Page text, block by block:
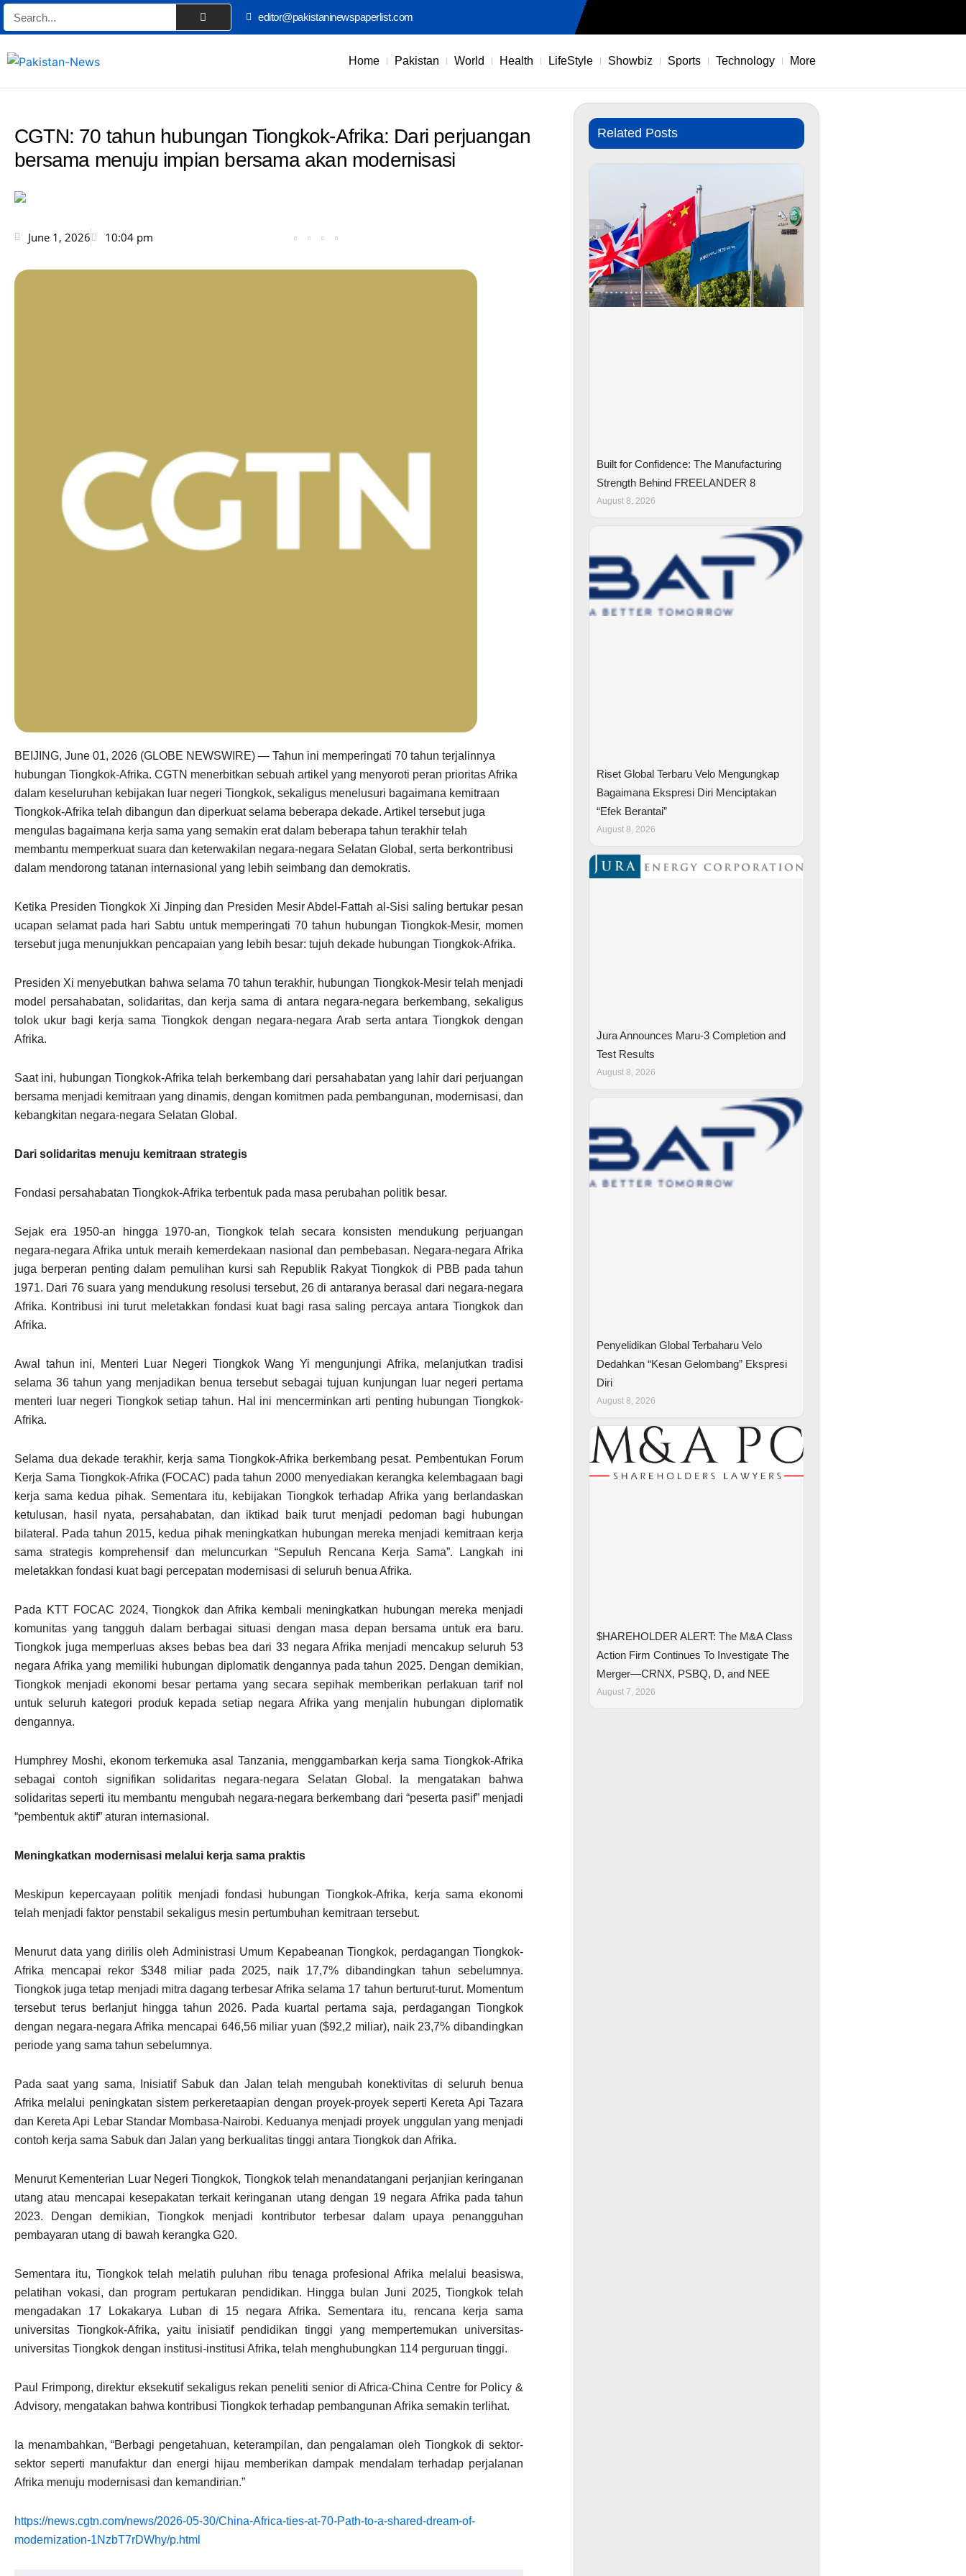
Skip
to
Search editor@pakistaninewspaperlist.com
Home Pakistan World Health LifeStyle Showbiz Sports Technology More
CGTN: 70 tahun hubungan Tiongkok-Afrika: Dari perjuangan
bersama menuju impian bersama akan modernisasi
June 1, 2026 10:04 pm
BEIJING, June 01, 2026 (GLOBE NEWSWIRE) — Tahun ini memperingati 70 tahun terjalinnya
hubungan Tiongkok-Afrika. CGTN menerbitkan sebuah artikel yang menyoroti peran prioritas Afrika
dalam keseluruhan kebijakan luar negeri Tiongkok, sekaligus menelusuri bagaimana kemitraan
Tiongkok-Afrika telah dibangun dan diperkuat selama beberapa dekade. Artikel tersebut juga
mengulas bagaimana kerja sama yang semakin erat dalam beberapa tahun terakhir telah
membantu memperkuat suara dan keterwakilan negara-negara Selatan Global, serta berkontribusi
dalam mendorong tatanan internasional yang lebih seimbang dan demokratis.
Ketika Presiden Tiongkok Xi Jinping dan Presiden Mesir Abdel-Fattah al-Sisi saling bertukar pesan
ucapan selamat pada hari Sabtu untuk memperingati 70 tahun hubungan Tiongkok-Mesir, momen
tersebut juga menunjukkan pencapaian yang lebih besar: tujuh dekade hubungan Tiongkok-Afrika.
Presiden Xi menyebutkan bahwa selama 70 tahun terakhir, hubungan Tiongkok-Mesir telah menjadi
model persahabatan, solidaritas, dan kerja sama di antara negara-negara berkembang, sekaligus
tolok ukur bagi kerja sama Tiongkok dengan negara-negara Arab serta antara Tiongkok dengan
Afrika.
Saat ini, hubungan Tiongkok-Afrika telah berkembang dari persahabatan yang lahir dari perjuangan
bersama menjadi kemitraan yang dinamis, dengan komitmen pada pembangunan, modernisasi, dan
kebangkitan negara-negara Selatan Global.
Dari solidaritas menuju kemitraan strategis
Fondasi persahabatan Tiongkok-Afrika terbentuk pada masa perubahan politik besar.
Sejak era 1950-an hingga 1970-an, Tiongkok telah secara konsisten mendukung perjuangan
negara-negara Afrika untuk meraih kemerdekaan nasional dan pembebasan. Negara-negara Afrika
juga berperan penting dalam pemulihan kursi sah Republik Rakyat Tiongkok di PBB pada tahun
1971. Dari 76 suara yang mendukung resolusi tersebut, 26 di antaranya berasal dari negara-negara
Afrika. Kontribusi ini turut meletakkan fondasi kuat bagi rasa saling percaya antara Tiongkok dan
Afrika.
Awal tahun ini, Menteri Luar Negeri Tiongkok Wang Yi mengunjungi Afrika, melanjutkan tradisi
selama 36 tahun yang menjadikan benua tersebut sebagai tujuan kunjungan luar negeri pertama
menteri luar negeri Tiongkok setiap tahun. Hal ini mencerminkan arti penting hubungan Tiongkok-
Afrika.
Selama dua dekade terakhir, kerja sama Tiongkok-Afrika berkembang pesat. Pembentukan Forum
Kerja Sama Tiongkok-Afrika (FOCAC) pada tahun 2000 menyediakan kerangka kelembagaan bagi
kerja sama kedua pihak. Sementara itu, kebijakan Tiongkok terhadap Afrika yang berlandaskan
ketulusan, hasil nyata, persahabatan, dan iktikad baik turut menjadi pedoman bagi hubungan
bilateral. Pada tahun 2015, kedua pihak meningkatkan hubungan mereka menjadi kemitraan kerja
sama strategis komprehensif dan meluncurkan “Sepuluh Rencana Kerja Sama”. Langkah ini
meletakkan fondasi kuat bagi percepatan modernisasi di seluruh benua Afrika.
Pada KTT FOCAC 2024, Tiongkok dan Afrika kembali meningkatkan hubungan mereka menjadi
komunitas yang tangguh dalam berbagai situasi dengan masa depan bersama untuk era baru.
Tiongkok juga memperluas akses bebas bea dari 33 negara Afrika menjadi mencakup seluruh 53
negara Afrika yang memiliki hubungan diplomatik dengannya pada tahun 2025. Dengan demikian,
Tiongkok menjadi ekonomi besar pertama yang secara sepihak memberikan perlakuan tarif nol
untuk seluruh kategori produk kepada setiap negara Afrika yang menjalin hubungan diplomatik
dengannya.
Humphrey Moshi, ekonom terkemuka asal Tanzania, menggambarkan kerja sama Tiongkok-Afrika
sebagai contoh signifikan solidaritas negara-negara Selatan Global. Ia mengatakan bahwa
solidaritas seperti itu membantu mengubah negara-negara berkembang dari “peserta pasif” menjadi
“pembentuk aktif” aturan internasional.
Meningkatkan modernisasi melalui kerja sama praktis
Meskipun kepercayaan politik menjadi fondasi hubungan Tiongkok-Afrika, kerja sama ekonomi
telah menjadi faktor penstabil sekaligus mesin pertumbuhan kemitraan tersebut.
Menurut data yang dirilis oleh Administrasi Umum Kepabeanan Tiongkok, perdagangan Tiongkok-
Afrika mencapai rekor $348 miliar pada 2025, naik 17,7% dibandingkan tahun sebelumnya.
Tiongkok juga tetap menjadi mitra dagang terbesar Afrika selama 17 tahun berturut-turut. Momentum
tersebut terus berlanjut hingga tahun 2026. Pada kuartal pertama saja, perdagangan Tiongkok
dengan negara-negara Afrika mencapai 646,56 miliar yuan ($92,2 miliar), naik 23,7% dibandingkan
periode yang sama tahun sebelumnya.
Pada saat yang sama, Inisiatif Sabuk dan Jalan telah mengubah konektivitas di seluruh benua
Afrika melalui peningkatan sistem perkeretaapian dengan proyek-proyek seperti Kereta Api Tazara
dan Kereta Api Lebar Standar Mombasa-Nairobi. Keduanya menjadi proyek unggulan yang menjadi
contoh kerja sama Sabuk dan Jalan yang berkualitas tinggi antara Tiongkok dan Afrika.
Menurut Kementerian Luar Negeri Tiongkok, Tiongkok telah menandatangani perjanjian keringanan
utang atau mencapai kesepakatan terkait keringanan utang dengan 19 negara Afrika pada tahun
2023. Dengan demikian, Tiongkok menjadi kontributor terbesar dalam upaya penangguhan
pembayaran utang di bawah kerangka G20.
Sementara itu, Tiongkok telah melatih puluhan ribu tenaga profesional Afrika melalui beasiswa,
pelatihan vokasi, dan program pertukaran pendidikan. Hingga bulan Juni 2025, Tiongkok telah
mengadakan 17 Lokakarya Luban di 15 negara Afrika. Sementara itu, rencana kerja sama
universitas Tiongkok-Afrika, yaitu inisiatif pendidikan tinggi yang mempertemukan universitas-
universitas Tiongkok dengan institusi-institusi Afrika, telah menghubungkan 114 perguruan tinggi.
Paul Frimpong, direktur eksekutif sekaligus rekan peneliti senior di Africa-China Centre for Policy &
Advisory, mengatakan bahwa kontribusi Tiongkok terhadap pembangunan Afrika semakin terlihat.
Ia menambahkan, “Berbagi pengetahuan, keterampilan, dan pengalaman oleh Tiongkok di sektor-
sektor seperti manufaktur dan energi hijau memberikan dampak mendalam terhadap perjalanan
Afrika menuju modernisasi dan kemandirian.”
https://news.cgtn.com/news/2026-05-30/China-Africa-ties-at-70-Path-to-a-shared-dream-of-
modernization-1NzbT7rDWhy/p.html
Related Posts
Built for Confidence: The Manufacturing
Strength Behind FREELANDER 8
August 8, 2026
Riset Global Terbaru Velo Mengungkap
Bagaimana Ekspresi Diri Menciptakan
“Efek Berantai”
August 8, 2026
Jura Announces Maru-3 Completion and
Test Results
August 8, 2026
Penyelidikan Global Terbaharu Velo
Dedahkan “Kesan Gelombang” Ekspresi
Diri
August 8, 2026
$HAREHOLDER ALERT: The M&A Class
Action Firm Continues To Investigate The
Merger—CRNX, PSBQ, D, and NEE
August 7, 2026